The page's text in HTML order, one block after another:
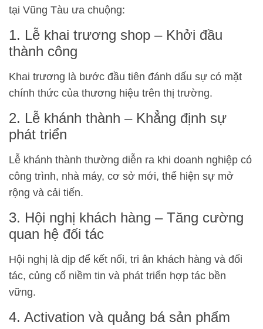
tại Vũng Tàu ưa chuộng:
1. Lễ khai trương shop – Khởi đầu
thành công
Khai trương là bước đầu tiên đánh dấu sự có mặt
chính thức của thương hiệu trên thị trường.
2. Lễ khánh thành – Khẳng định sự
phát triển
Lễ khánh thành thường diễn ra khi doanh nghiệp có
công trình, nhà máy, cơ sở mới, thể hiện sự mở
rộng và cải tiến.
3. Hội nghị khách hàng – Tăng cường
quan hệ đối tác
Hội nghị là dịp để kết nối, tri ân khách hàng và đối
tác, củng cố niềm tin và phát triển hợp tác bền
vững.
4. Activation và quảng bá sản phẩm